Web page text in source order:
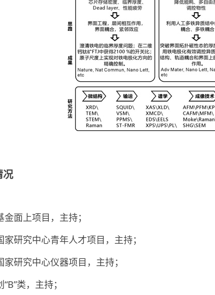
况
面上项目，主持；
研究中心青年人才项目，主持；
研究中心仪器项目，主持；
类，主持；